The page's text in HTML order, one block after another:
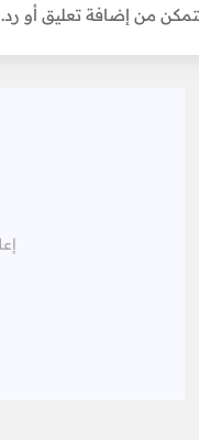
من إضافة تعليق أو رد.